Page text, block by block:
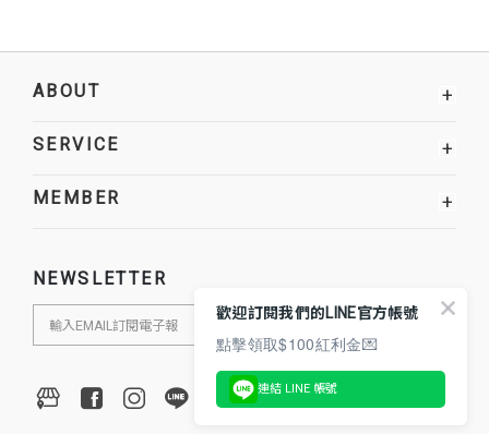
ABOUT +
SERVICE +
MEMBER +
NEWSLETTER
歡迎訂閱我們的LINE官方帳號
點擊領取$100紅利金💌
連結 LINE 帳號